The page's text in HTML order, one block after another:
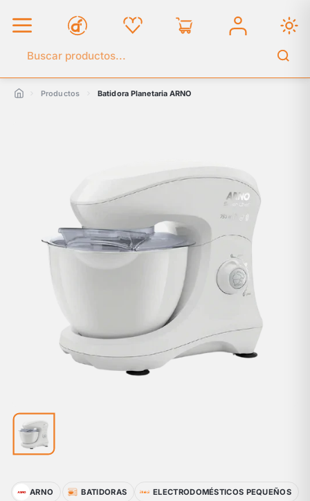
Buscar en el catálogo
Productos Batidora Planetaria ARNO
ARNO BATIDORAS ELECTRODOMÉSTICOS PEQUEÑOS